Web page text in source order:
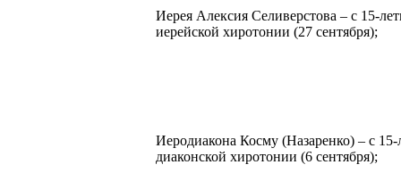
Иерея Алексия Селиверстова – с 15-
иерейской хиротонии (27 сентября);
Иеродиакона Косму (Назаренко) – с 15-
диаконской хиротонии (6 сентября);